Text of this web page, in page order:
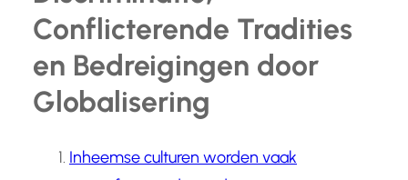
Conflicterende Tradities
en Bedreigingen door
Globalisering
Inheemse culturen worden vaak